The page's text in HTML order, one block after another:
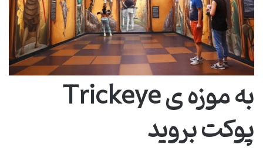
به موزه ی Trickeye
پوکت بروید